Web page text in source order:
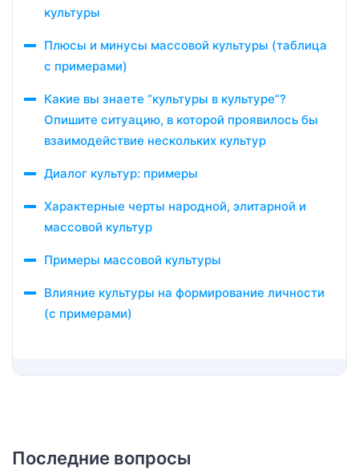
культуры
Плюсы и минусы массовой культуры (таблица
с примерами)
Какие вы знаете “культуры в культуре”?
Опишите ситуацию, в которой проявилось бы
взаимодействие нескольких культур
Диалог культур: примеры
Характерные черты народной, элитарной и
массовой культур
Примеры массовой культуры
Влияние культуры на формирование личности
(с примерами)
Последние вопросы